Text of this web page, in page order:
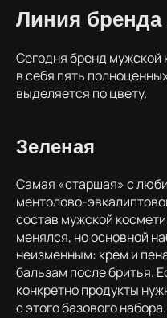
Линия бренда
Сегодня бренд мужской
в себя пять
выделяется по цвету.
Зеленая
Самая «старшая» с
ментолово-
состав мужской
менялся, но основной
неизменным: крем и
бальзам после бритья.
конкретно продукты
с этого базового набора.